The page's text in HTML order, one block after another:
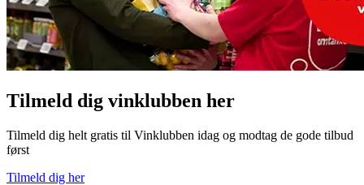
Tilmeld dig vinklubben her
Tilmeld dig helt gratis til Vinklubben idag og modtag de gode tilbud
først
Tilmeld dig her